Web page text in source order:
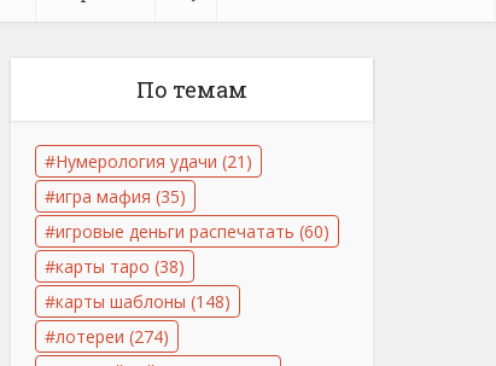
По темам
Нумерология удачи (21)
игра мафия (35)
игровые деньги распечатать (60)
карты таро (38)
карты шаблоны (148)
лотереи (274)